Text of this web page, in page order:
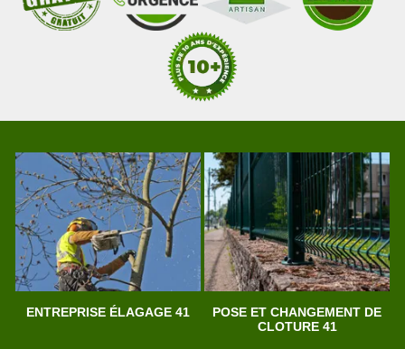
ENTREPRISE ÉLAGAGE 41
POSE ET CHANGEMENT DE
CLOTURE 41